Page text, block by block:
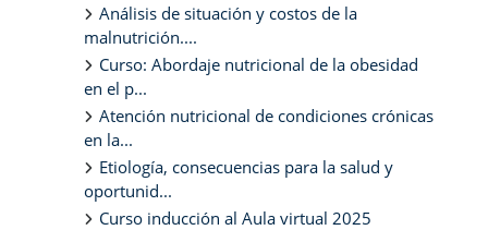
Análisis de situación y costos de la
malnutrición....
Curso: Abordaje nutricional de la obesidad
en el p...
Atención nutricional de condiciones crónicas
en la...
Etiología, consecuencias para la salud y
oportunid...
Curso inducción al Aula virtual 2025